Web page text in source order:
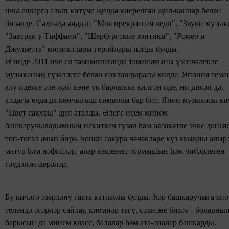
нчы елларга алып китүче җилдә киерелгән җил-кәннәр белән
бизәлде. Сәхнәдә яңадан "Моя прекрасная леди", "Звуки
"Завтрак у Тиффани", "Шербургские зонтики", "Ромео и
Джульетта" мюзикллары геройлары пәйда булды.
Ә инде 2011 нче ел тәмамланганда тамашачыны үзенчәлекле
музыканың гүзәллеге белән сокландырасы килде. Япония
алу идеясе әле җәй көне үк барлыкка килгән иде, ни дисәң дә,
алдагы елда да көнчыгыш символы бар бит. Япон музыкасы
"Цвет сакуры" дип аталды. Әлеге исем минем
башкаручыларымның искиткеч гүзәл һәм нәзакәтле эчке
төп-төгәл ачып бирә, чөнки сакура чәчәкләре күз явыңны
матур һәм нәфисләр, алар кешенең тормышын һәм чибәрлеген
гәүдәлән-дерәләр.
Бу кичәгә әзерләнү гаять катлаулы булды. Һәр башкаручыга
телендә әсәрләр сайлау, киемнәр тегү, сәхнәне бизәү -
барысын да минем класс, балалар һәм ата-аналар башкарды.